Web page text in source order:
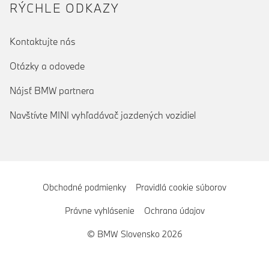
RÝCHLE ODKAZY
Kontaktujte nás
Otázky a odovede
Nájsť BMW partnera
Navštívte MINI vyhľadávač jazdených vozidiel
Obchodné podmienky Pravidlá cookie súborov
Právne vyhlásenie Ochrana údajov
© BMW Slovensko 2026